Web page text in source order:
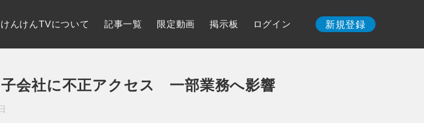
けんけんTVについて 記事一覧 限定動画 掲示板 ログイン 新規登録
会社に不正アクセス 一部業務へ影響